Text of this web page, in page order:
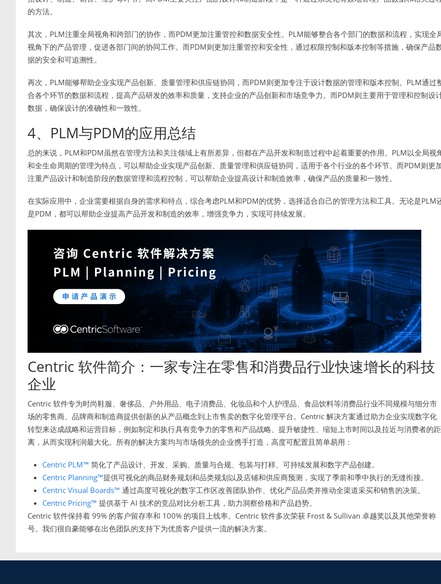
的方法。
其次，PLM注重全局视角和跨部门的协作，而PDM更加注重管控和数据安全性。PLM能够整合各个部门的数据和流程，实现全
视角下的产品管理，促进各部门间的协同工作。而PDM则更加注重管控和安全性，通过权限控制和版本控制等措施，确保产品
据的安全和可追溯性。
再次，PLM能够帮助企业实现产品创新、质量管理和供应链协同，而PDM则更加专注于设计数据的管理和版本控制。PLM通过
合各个环节的数据和流程，提高产品研发的效率和质量，支持企业的产品创新和市场竞争力。而PDM则主要用于管理和控制设
数据，确保设计的准确性和一致性。
4、PLM与PDM的应用总结
总的来说，PLM和PDM虽然在管理方法和关注领域上有所差异，但都在产品开发和制造过程中起着重要的作用。PLM以全局视
和全生命周期的管理为特点，可以帮助企业实现产品创新、质量管理和供应链协同，适用于各个行业的各个环节。而PDM则更
注重产品设计和制造阶段的数据管理和流程控制，可以帮助企业提高设计和制造效率，确保产品的质量和一致性。
在实际应用中，企业需要根据自身的需求和特点，综合考虑PLM和PDM的优势，选择适合自己的管理方法和工具。无论是PLM
是PDM，都可以帮助企业提高产品开发和制造的效率，增强竞争力，实现可持续发展。
Centric 软件简介：一家专注在零售和消费品行业快速增长的科技
企业
Centric 软件专为时尚鞋服、奢侈品、户外用品、电子消费品、化妆品和个人护理品、食品饮料等消费品行业不同规模与细分市
场的零售商、品牌商和制造商提供创新的从产品概念到上市售卖的数字化管理平台。Centric 解决方案通过助力企业实现数字化
转型来达成战略和运营目标，例如制定和执行具有竞争力的零售和产品战略、提升敏捷性、缩短上市时间以及拉近与消费者的距
离，从而实现利润最大化。所有的解决方案均与市场领先的企业携手打造，高度可配置且简单易用：
Centric PLM™ 简化了产品设计、开发、采购、质量与合规、包装与打样、可持续发展和数字产品创建。
Centric Planning™提供可视化的商品财务规划和品类规划以及店铺和供应商预测，实现了季前和季中执行的无缝衔接。
Centric Visual Boards™ 通过高度可视化的数字工作区改善团队协作、优化产品品类并推动全渠道采买和销售的决策。
Centric Pricing™ 提供基于 AI 技术的竞品对比分析工具，助力洞察价格和产品趋势。
Centric 软件保持着 99% 的客户留存率和 100% 的项目上线率。Centric 软件多次荣获 Frost & Sullivan 卓越奖以及其他荣誉称
号。我们很自豪能够在出色团队的支持下为优质客户提供一流的解决方案。